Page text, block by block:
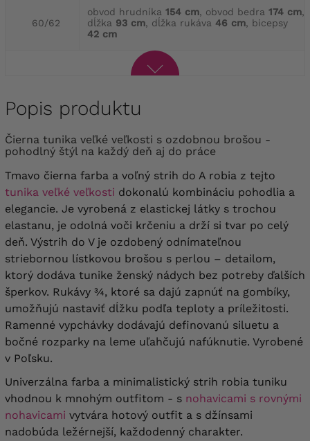
60/62
obvod hrudníka 154 cm, obvod bedra 174 cm,
dĺžka 93 cm, dĺžka rukáva 46 cm, bicepsy
42 cm
Popis produktu
Čierna tunika veľké veľkosti s ozdobnou brošou -
pohodlný štýl na každý deň aj do práce
Tmavo čierna farba a voľný strih do A robia z tejto
tunika veľké veľkosti dokonalú kombináciu pohodlia a
elegancie. Je vyrobená z elastickej látky s trochou
elastanu, je odolná voči krčeniu a drží si tvar po celý
deň. Výstrih do V je ozdobený odnímateľnou
striebornou lístkovou brošou s perlou – detailom,
ktorý dodáva tunike ženský nádych bez potreby ďalších
šperkov. Rukávy ¾, ktoré sa dajú zapnúť na gombíky,
umožňujú nastaviť dĺžku podľa teploty a príležitosti.
Ramenné vypchávky dodávajú definovanú siluetu a
bočné rozparky na leme uľahčujú nafúknutie. Vyrobené
v Poľsku.
Univerzálna farba a minimalistický strih robia tuniku
vhodnou k mnohým outfitom - s nohavicami s rovnými
nohavicami vytvára hotový outfit a s džínsami
nadobúda ležérnejší, každodenný charakter.